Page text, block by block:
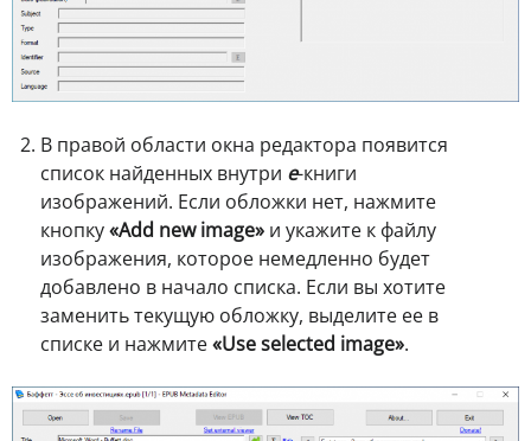
В правой области окна редактора появится
список найденных внутри e-книги
изображений. Если обложки нет, нажмите
кнопку«Add new image» и укажите к файлу
изображения, которое немедленно будет
добавлено в начало списка. Если вы хотите
заменить текущую обложку, выделите ее в
списке и нажмите«Use selected image».